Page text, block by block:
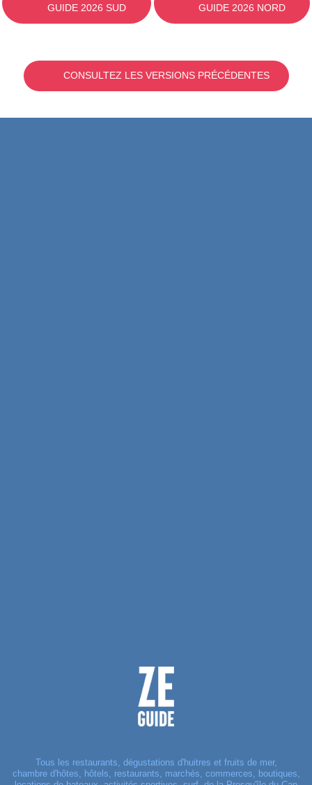
GUIDE 2026 SUD
GUIDE 2026 NORD
CONSULTEZ LES VERSIONS PRÉCÉDENTES
Tous les restaurants, dégustations d'huitres et fruits de mer,
chambre d'hôtes, hôtels, restaurants, marchés, commerces, boutiques,